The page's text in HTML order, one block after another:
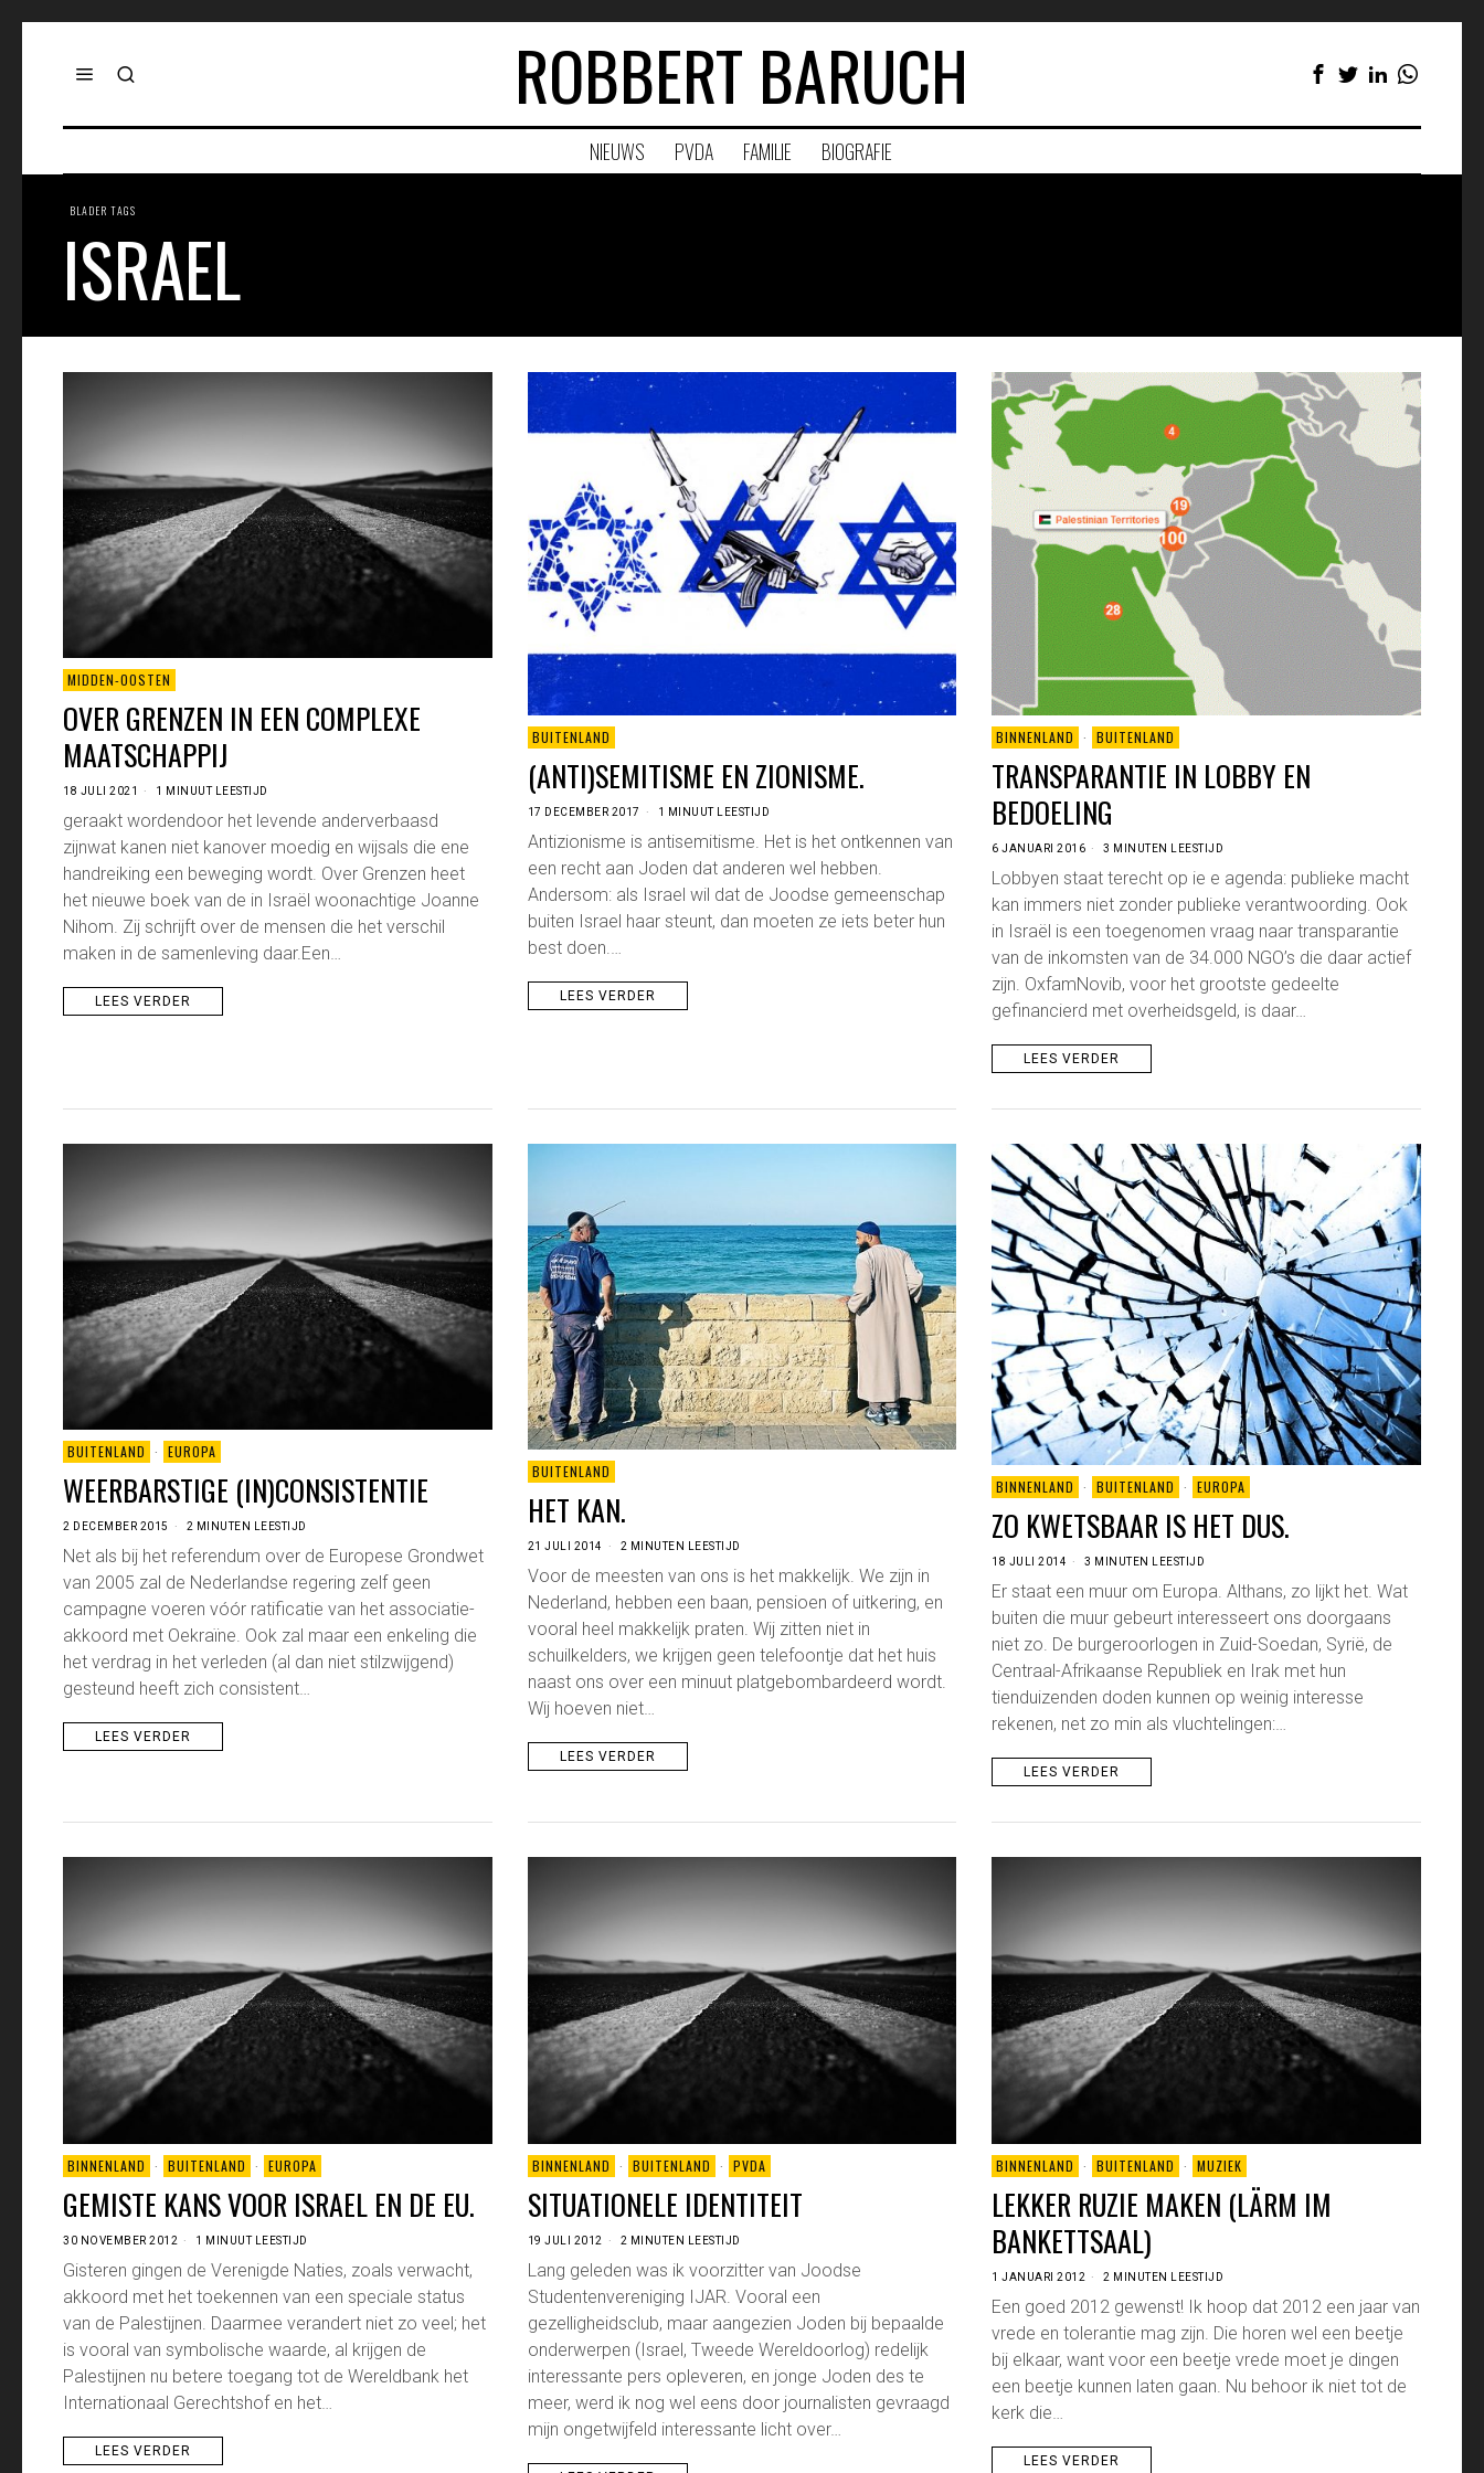
ROBBERT BARUCH
NIEUWS PVDA FAMILIE BIOGRAFIE
BLADER TAGS
ISRAEL
MIDDEN-OOSTEN
OVER GRENZEN IN EEN COMPLEXE
MAATSCHAPPIJ
18 JULI 2021 1 MINUUT LEESTIJD
geraakt wordendoor het levende anderverbaasd
zijnwat kanen niet kanover moedig en wijsals die ene
handreiking een beweging wordt. Over Grenzen heet
het nieuwe boek van de in Israël woonachtige Joanne
Nihom. Zij schrijft over de mensen die het verschil
maken in de samenleving daar.Een…
LEES VERDER
BUITENLAND
(ANTI)SEMITISME EN ZIONISME.
17 DECEMBER 2017 1 MINUUT LEESTIJD
Antizionisme is antisemitisme. Het is het ontkennen van
een recht aan Joden dat anderen wel hebben.
Andersom: als Israel wil dat de Joodse gemeenschap
buiten Israel haar steunt, dan moeten ze iets beter hun
best doen.…
LEES VERDER
BINNENLAND · BUITENLAND
TRANSPARANTIE IN LOBBY EN
BEDOELING
6 JANUARI 2016 3 MINUTEN LEESTIJD
Lobbyen staat terecht op ie e agenda: publieke macht
kan immers niet zonder publieke verantwoording. Ook
in Israël is een toegenomen vraag naar transparantie
van de inkomsten van de 34.000 NGO’s die daar actief
zijn. OxfamNovib, voor het grootste gedeelte
gefinancierd met overheidsgeld, is daar…
LEES VERDER
BUITENLAND · EUROPA
WEERBARSTIGE (IN)CONSISTENTIE
2 DECEMBER 2015 2 MINUTEN LEESTIJD
Net als bij het referendum over de Europese Grondwet
van 2005 zal de Nederlandse regering zelf geen
campagne voeren vóór ratificatie van het associatie-
akkoord met Oekraïne. Ook zal maar een enkeling die
het verdrag in het verleden (al dan niet stilzwijgend)
gesteund heeft zich consistent…
LEES VERDER
BUITENLAND
HET KAN.
21 JULI 2014 2 MINUTEN LEESTIJD
Voor de meesten van ons is het makkelijk. We zijn in
Nederland, hebben een baan, pensioen of uitkering, en
vooral heel makkelijk praten. Wij zitten niet in
schuilkelders, we krijgen geen telefoontje dat het huis
naast ons over een minuut platgebombardeerd wordt.
Wij hoeven niet…
LEES VERDER
BINNENLAND · BUITENLAND · EUROPA
ZO KWETSBAAR IS HET DUS.
18 JULI 2014 3 MINUTEN LEESTIJD
Er staat een muur om Europa. Althans, zo lijkt het. Wat
buiten die muur gebeurt interesseert ons doorgaans
niet zo. De burgeroorlogen in Zuid-Soedan, Syrië, de
Centraal-Afrikaanse Republiek en Irak met hun
tienduizenden doden kunnen op weinig interesse
rekenen, net zo min als vluchtelingen:…
LEES VERDER
BINNENLAND · BUITENLAND · EUROPA
GEMISTE KANS VOOR ISRAEL EN DE EU.
30 NOVEMBER 2012 1 MINUUT LEESTIJD
Gisteren gingen de Verenigde Naties, zoals verwacht,
akkoord met het toekennen van een speciale status
van de Palestijnen. Daarmee verandert niet zo veel; het
is vooral van symbolische waarde, al krijgen de
Palestijnen nu betere toegang tot de Wereldbank het
Internationaal Gerechtshof en het…
LEES VERDER
BINNENLAND · BUITENLAND · PVDA
SITUATIONELE IDENTITEIT
19 JULI 2012 2 MINUTEN LEESTIJD
Lang geleden was ik voorzitter van Joodse
Studentenvereniging IJAR. Vooral een
gezelligheidsclub, maar aangezien Joden bij bepaalde
onderwerpen (Israel, Tweede Wereldoorlog) redelijk
interessante pers opleveren, en jonge Joden des te
meer, werd ik nog wel eens door journalisten gevraagd
mijn ongetwijfeld interessante licht over…
BINNENLAND · BUITENLAND · MUZIEK
LEKKER RUZIE MAKEN (LÄRM IM
BANKETTSAAL)
1 JANUARI 2012 2 MINUTEN LEESTIJD
Een goed 2012 gewenst! Ik hoop dat 2012 een jaar van
vrede en tolerantie mag zijn. Die horen wel een beetje
bij elkaar, want voor een beetje vrede moet je dingen
een beetje kunnen laten gaan. Nu behoor ik niet tot de
kerk die…
LEES VERDER